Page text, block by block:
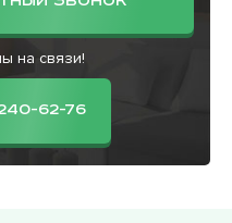
на связи!
62-76